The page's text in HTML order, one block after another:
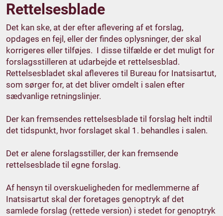
Rettelsesblade
Det kan ske, at der efter aflevering af et forslag,
opdages en fejl, eller der findes oplysninger, der skal
korrigeres eller tilføjes. I disse tilfælde er det muligt for
forslagsstilleren at udarbejde et rettelsesblad.
Rettelsesbladet skal afleveres til Bureau for Inatsisartut,
som sørger for, at det bliver omdelt i salen efter
sædvanlige retningslinjer.
Der kan fremsendes rettelsesblade til forslag helt indtil
det tidspunkt, hvor forslaget skal 1. behandles i salen.
Det er alene forslagsstiller, der kan fremsende
rettelsesblade til egne forslag.
Af hensyn til overskueligheden for medlemmerne af
Inatsisartut skal der foretages genoptryk af det
samlede forslag (rettede version) i stedet for genoptryk